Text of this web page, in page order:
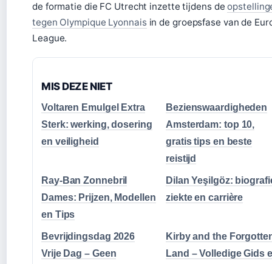
de formatie die FC Utrecht inzette tijdens de
tegen Olympique Lyonnais in de groepsfase van de
League.
MIS DEZE NIET
Voltaren Emulgel Extra
Sterk: werking, dosering
en veiligheid
Bezienswaardigheden
Amsterdam: top 10,
gratis tips en beste
reistijd
Ray-Ban Zonnebril
Dames: Prijzen, Modellen
en Tips
Dilan Yeşilgöz:
ziekte en carrière
Bevrijdingsdag 2026
Vrije Dag – Geen
Kirby and the
Land – Volledige Gids